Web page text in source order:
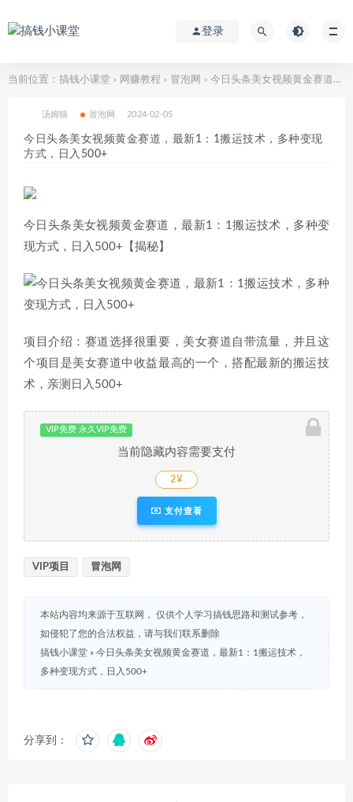
登录
当前位置： 搞钱小课堂 > 网赚教程 > 冒泡网 > 今日头条美女视频黄金赛道，最新1：1搬运技术，多种变现方式，日入500+
汤姆猫 冒泡网 2024-02-05
今日头条美女视频黄金赛道，最新1：1搬运技术，多种变现
方式，日入500+
今日头条美女视频黄金赛道，最新1：1搬运技术，多种变
现方式，日入500+【揭秘】
项目介绍：赛道选择很重要，美女赛道自带流量，并且这
个项目是美女赛道中收益最高的一个，搭配最新的搬运技
术，亲测日入500+
VIP免费 永久VIP免费
当前隐藏内容需要支付
2¥
支付查看
VIP项目 冒泡网
本站内容均来源于互联网， 仅供个人学习搞钱思路和测试参考，
如侵犯了您的合法权益，请与我们联系删除
搞钱小课堂 » 今日头条美女视频黄金赛道，最新1：1搬运技术，
多种变现方式，日入500+
分享到：